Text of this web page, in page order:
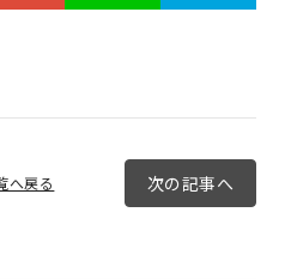
へ戻る 次の記事へ